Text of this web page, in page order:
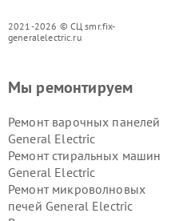
2021-2026 © СЦ smr.fix-
generalelectric.ru
Мы ремонтируем
Ремонт варочных панелей
General Electric
Ремонт стиральных машин
General Electric
Ремонт микроволновых
печей General Electric